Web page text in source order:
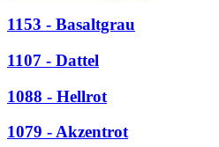
1153 - Basaltgrau
1107 - Dattel
1088 - Hellrot
1079 - Akzentrot